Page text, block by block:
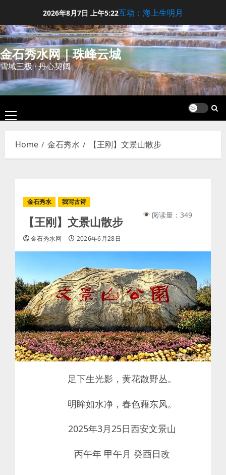
content
2026年8月7日 上午5:22互动：海上生明月
金石秀水网｜珠峰云城
雪域三极 · 丹心契阔
Primary
Menu
Home 金石秀水 【王刚】文景山散步
金石秀水 我写古诗
【王刚】文景山散步
金石秀水网 2026年6月28日
阅读量：349
足下生光影，黄花散野丛。
明眸如水净，春色藉东风。
2025年3月25日西安文景山
丙午年 甲午月 癸酉日改